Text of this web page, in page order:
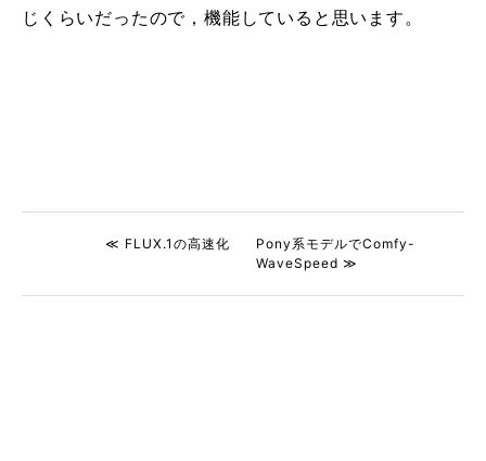
じくらいだったので，機能していると思います。
≪ FLUX.1の高速化
Pony系モデルでComfy-
WaveSpeed ≫